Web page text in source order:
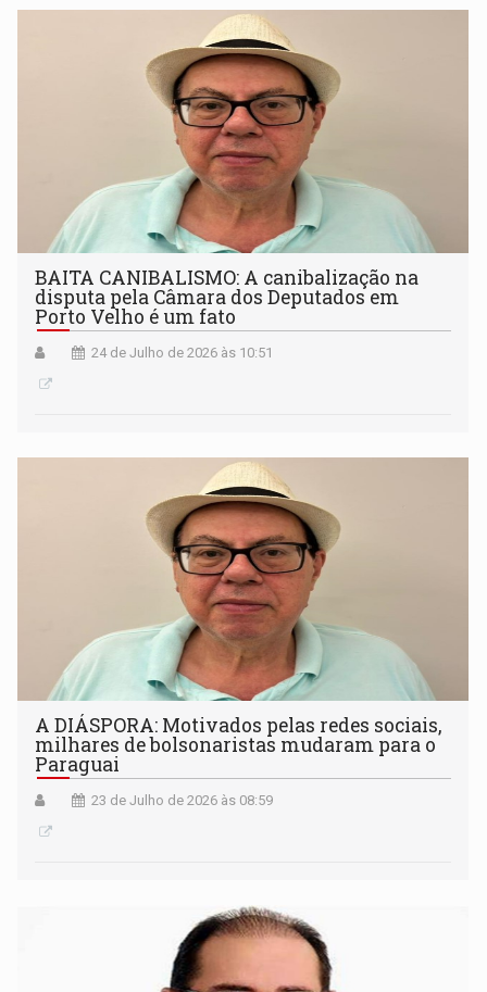
BAITA CANIBALISMO: A canibalização na
disputa pela Câmara dos Deputados em
Porto Velho é um fato
24 de Julho de 2026 às 10:51
A DIÁSPORA: Motivados pelas redes sociais,
milhares de bolsonaristas mudaram para o
Paraguai
23 de Julho de 2026 às 08:59